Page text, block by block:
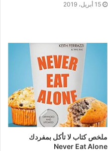
15 أبريل، 2019
ملخص كتاب لا تأكل بمفردك
Never Eat Alone